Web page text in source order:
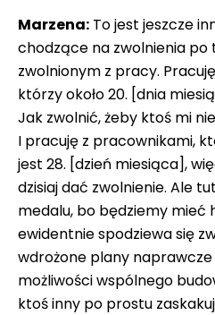
Marzena: To jest jeszcze
chodzące na zwolnienia po
zwolnionym z pracy.
którzy około 20. [dnia
Jak zwolnić, żeby ktoś mi
I pracuję z pracownikami,
jest 28. [dzień miesiąca],
dzisiaj dać zwolnienie. Ale
medalu, bo będziemy mieć
ewidentnie spodziewa się
wdrożone plany
możliwości wspólnego
ktoś inny po prostu